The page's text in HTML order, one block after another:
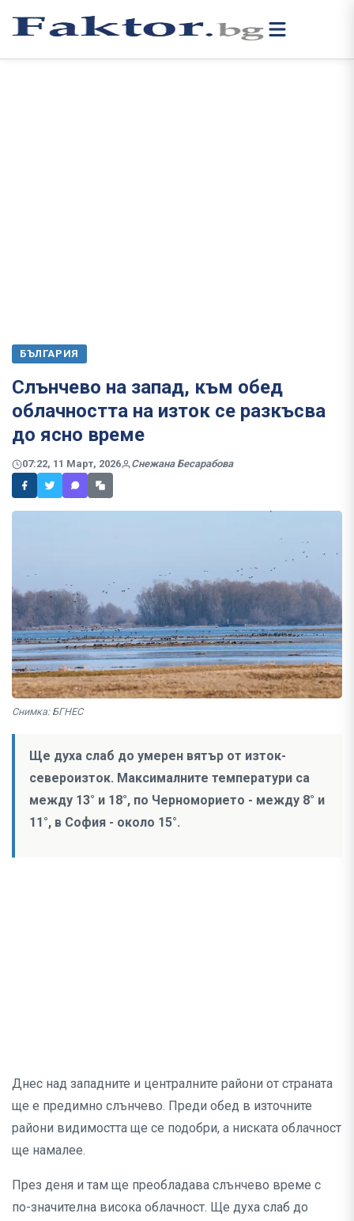
БЪЛГАРИЯ
Слънчево на запад, към обед
облачността на изток се разкъсва
до ясно време
07:22, 11 Март, 2026 Снежана Бесарабова
Снимка: БГНЕС
Ще духа слаб до умерен вятър от изток-
североизток. Максималните температури са
между 13° и 18°, по Черноморието - между 8° и
11°, в София - около 15°.
Днес над западните и централните райони от страната
ще е предимно слънчево. Преди обед в източните
райони видимостта ще се подобри, а ниската облачност
ще намалее.
През деня и там ще преобладава слънчево време с
по-значителна висока облачност. Ще духа слаб до